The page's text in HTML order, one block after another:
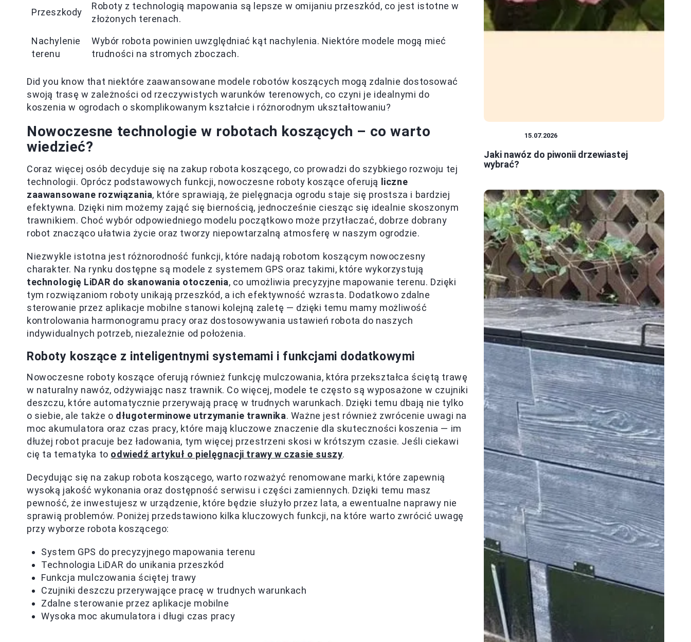
Przeszkody
Roboty z technologią mapowania są lepsze w omijaniu przeszkód, co jest istotne w
złożonych terenach.
Nachylenie
terenu
Wybór robota powinien uwzględniać kąt nachylenia. Niektóre modele mogą mieć
trudności na stromych zboczach.
Did you know that niektóre zaawansowane modele robotów koszących mogą zdalnie dostosować
swoją trasę w zależności od rzeczywistych warunków terenowych, co czyni je idealnymi do
koszenia w ogrodach o skomplikowanym kształcie i różnorodnym ukształtowaniu?
Nowoczesne technologie w robotach koszących – co warto
wiedzieć?
Coraz więcej osób decyduje się na zakup robota koszącego, co prowadzi do szybkiego rozwoju tej
technologii. Oprócz podstawowych funkcji, nowoczesne roboty koszące oferują
liczne
zaawansowane rozwiązania, które sprawiają, że pielęgnacja ogrodu staje się prostsza i bardziej
efektywna. Dzięki nim możemy zająć się biernością, jednocześnie ciesząc się idealnie skoszonym
trawnikiem. Choć wybór odpowiedniego modelu początkowo może przytłaczać, dobrze dobrany
robot znacząco ułatwia życie oraz tworzy niepowtarzalną atmosferę w naszym ogrodzie.
Niezwykle istotna jest różnorodność funkcji, które nadają robotom koszącym nowoczesny
charakter. Na rynku dostępne są modele z systemem GPS oraz takimi, które wykorzystują
technologię LiDAR do skanowania otoczenia, co umożliwia precyzyjne mapowanie terenu. Dzięki
tym rozwiązaniom roboty unikają przeszkód, a ich efektywność wzrasta. Dodatkowo zdalne
sterowanie przez aplikacje mobilne stanowi kolejną zaletę — dzięki temu mamy możliwość
kontrolowania harmonogramu pracy oraz dostosowywania ustawień robota do naszych
indywidualnych potrzeb, niezależnie od położenia.
Roboty koszące z inteligentnymi systemami i funkcjami dodatkowymi
Nowoczesne roboty koszące oferują również funkcję mulczowania, która przekształca ściętą trawę
w naturalny nawóz, odżywiając nasz trawnik. Co więcej, modele te często są wyposażone w czujniki
deszczu, które automatycznie przerywają pracę w trudnych warunkach. Dzięki temu dbają nie tylko
o siebie, ale także o długoterminowe utrzymanie trawnika. Ważne jest również zwrócenie uwagi na
moc akumulatora oraz czas pracy, które mają kluczowe znaczenie dla skuteczności koszenia — im
dłużej robot pracuje bez ładowania, tym więcej przestrzeni skosi w krótszym czasie. Jeśli ciekawi
cię ta tematyka to odwiedź artykuł o pielęgnacji trawy w czasie suszy.
Decydując się na zakup robota koszącego, warto rozważyć renomowane marki, które zapewnią
wysoką jakość wykonania oraz dostępność serwisu i części zamiennych. Dzięki temu masz
pewność, że inwestujesz w urządzenie, które będzie służyło przez lata, a ewentualne naprawy nie
sprawią problemów. Poniżej przedstawiono kilka kluczowych funkcji, na które warto zwrócić uwagę
przy wyborze robota koszącego:
System GPS do precyzyjnego mapowania terenu
Technologia LiDAR do unikania przeszkód
Funkcja mulczowania ściętej trawy
Czujniki deszczu przerywające pracę w trudnych warunkach
Zdalne sterowanie przez aplikacje mobilne
Wysoka moc akumulatora i długi czas pracy
15.07.2026
Jaki nawóz do piwonii drzewiastej
wybrać?